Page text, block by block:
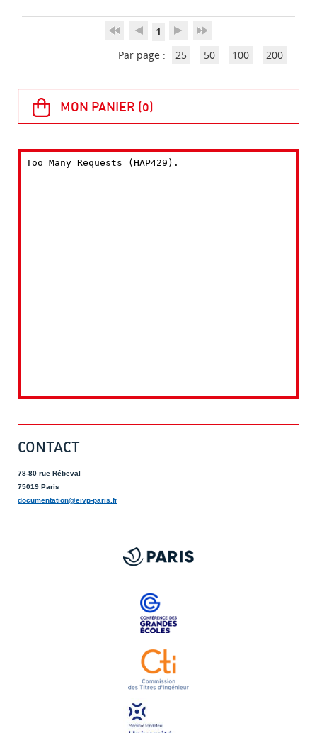
1
Par page :
25 50 100 200
CONTACT
78-80 rue Rébeval
75019 Paris
documentation@eivp-paris.fr